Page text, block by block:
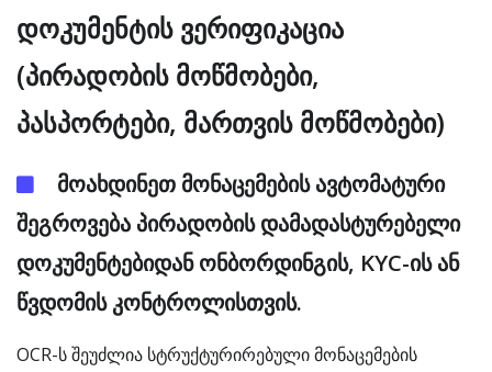
დოკუმენტის ვერიფიკაცია
(პირადობის მოწმობები,
პასპორტები, მართვის მოწმობები)
მოახდინეთ მონაცემების ავტომატური
შეგროვება პირადობის დამადასტურებელი
დოკუმენტებიდან ონბორდინგის, KYC-ის ან
წვდომის კონტროლისთვის.
OCR-ს შეუძლია სტრუქტურირებული მონაცემების